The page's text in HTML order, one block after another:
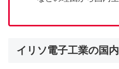
イリソ電子工業の国